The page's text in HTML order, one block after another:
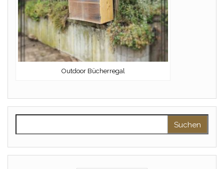
Outdoor Bücherregal